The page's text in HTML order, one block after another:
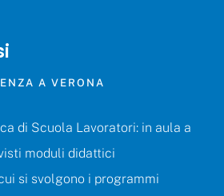
A VERONA
di Scuola Lavoratori: in aula a
moduli didattici
si svolgono i programmi